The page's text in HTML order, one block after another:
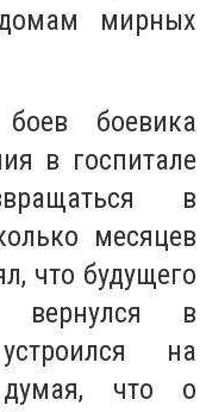
мирных
боевика
в госпитале
в
месяцев
что будущего
вернулся в
на
думая, что о